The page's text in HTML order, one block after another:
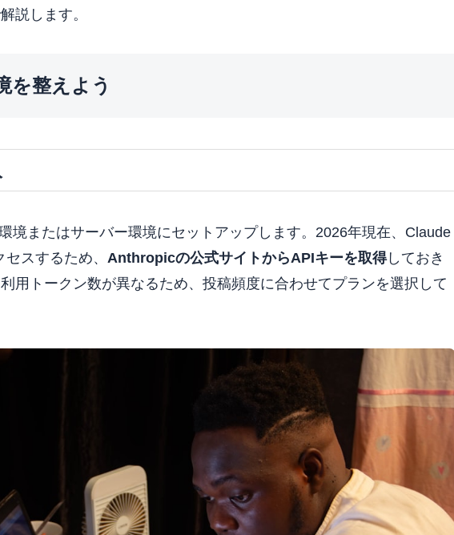
説します。
を整えよう
境またはサーバー環境にセットアップします。2026年現在、Claude
スするため、 Anthropicの公式サイトからAPIキーを取得しておき
用トークン数が異なるため、投稿頻度に合わせてプランを選択して